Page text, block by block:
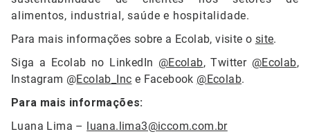
alimentos, industrial, saúde e hospitalidade.
Para mais informações sobre a Ecolab, visite o site.
Siga a Ecolab no LinkedIn @Ecolab, Twitter @Ecolab,
Instagram @Ecolab_Inc e Facebook @Ecolab.
Para mais informações:
Luana Lima –
luana.lima3@iccom.com.br